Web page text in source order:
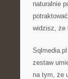
naturalnie
widzisz, że
zestaw
na tym, że